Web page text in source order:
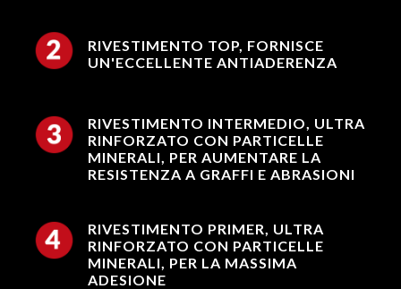
RIVESTIMENTO TOP, FORNISCE
UN'ECCELLENTE ANTIADERENZA
RIVESTIMENTO INTERMEDIO, ULTRA
RINFORZATO CON PARTICELLE
MINERALI, PER AUMENTARE LA
RESISTENZA A GRAFFI E ABRASIONI
RIVESTIMENTO PRIMER, ULTRA
RINFORZATO CON PARTICELLE
MINERALI, PER LA MASSIMA
ADESIONE